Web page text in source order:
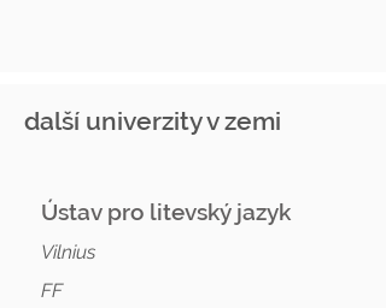
další univerzity v zemi
Ústav pro litevský jazyk
Vilnius
FF